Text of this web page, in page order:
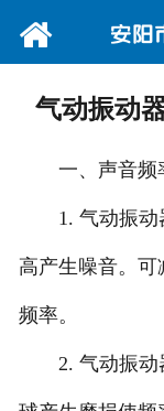
气动振动
一、声音频
1. 气动振动
高产生噪音。
频率。
2. 气动振动